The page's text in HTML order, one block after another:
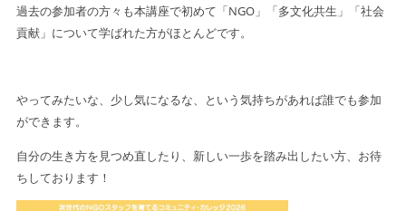
過去の参加者の方々も本講座で初めて「NGO」「多文化共生」「社会
貢献」について学ばれた方がほとんどです。
やってみたいな、少し気になるな、という気持ちがあれば誰でも参加
ができます。
自分の生き方を見つめ直したり、新しい一歩を踏み出したい方、お待
ちしております！